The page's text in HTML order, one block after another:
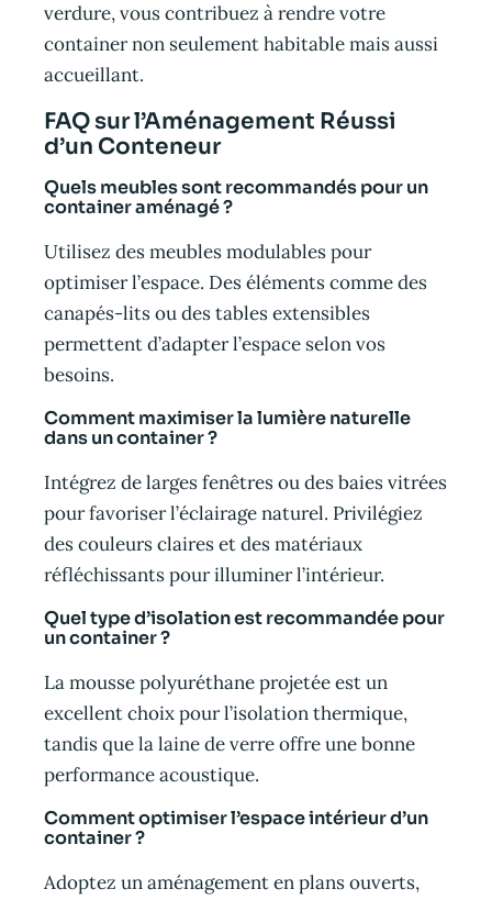
verdure, vous contribuez à rendre votre
container non seulement habitable mais aussi
accueillant.
FAQ sur l’Aménagement Réussi
d’un Conteneur
Quels meubles sont recommandés pour un
container aménagé ?
Utilisez des meubles modulables pour
optimiser l’espace. Des éléments comme des
canapés-lits ou des tables extensibles
permettent d’adapter l’espace selon vos
besoins.
Comment maximiser la lumière naturelle
dans un container ?
Intégrez de larges fenêtres ou des baies vitrées
pour favoriser l’éclairage naturel. Privilégiez
des couleurs claires et des matériaux
réfléchissants pour illuminer l’intérieur.
Quel type d’isolation est recommandée pour
un container ?
La mousse polyuréthane projetée est un
excellent choix pour l’isolation thermique,
tandis que la laine de verre offre une bonne
performance acoustique.
Comment optimiser l’espace intérieur d’un
container ?
Adoptez un aménagement en plans ouverts,